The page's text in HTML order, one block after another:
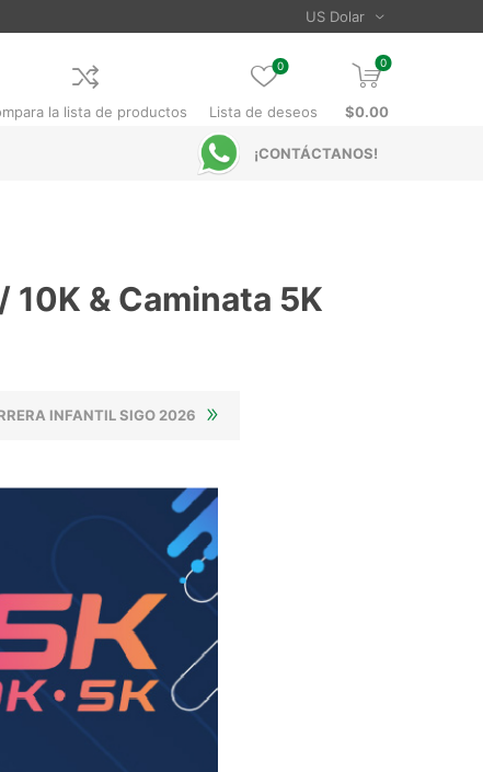
la lista de productos Lista de deseos
0 0
$0.00
¡CONTÁCTANOS!
10K & Caminata 5K
INFANTIL SIGO 2026